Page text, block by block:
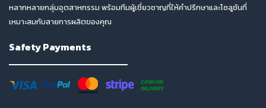
หลากหลายกลุ่มอุตสาหกรรม พร้อมทีมผู้เชี่ยวชาญที่ให้คำปรึกษาและโซลูชันที่
เหมาะสมกับสายการผลิตของคุณ
Safety Payments